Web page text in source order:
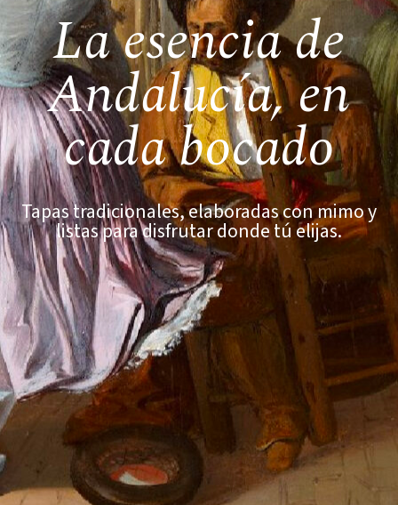
La esencia de
Andalucía, en
cada bocado
Tapas tradicionales, elaboradas con mimo y
listas para disfrutar donde tú elijas.